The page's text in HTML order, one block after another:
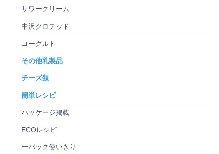
サワークリーム
中沢クロテッド
ヨーグルト
その他乳製品
チーズ類
簡単レシピ
パッケージ掲載
ECOレシピ
一パック使いきり